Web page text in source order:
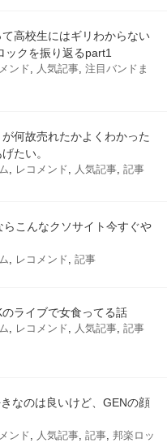
高校生にはギリわからない
ックを振り返るpart1
ンド, 人気記事, 注目バンドま
何故売れたかよくわかった
たい。
, レコメンド, 人気記事, 記事
らこんなクソサイト今すぐや
, レコメンド, 記事
ライブで女食ってる話
, レコメンド, 人気記事, 記事
なのは良いけど、GENの顔
ンド, 人気記事, 記事, 邦楽ロッ